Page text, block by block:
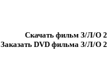
Скачать фильм З/Л/О 2
Заказать DVD фильма З/Л/О 2